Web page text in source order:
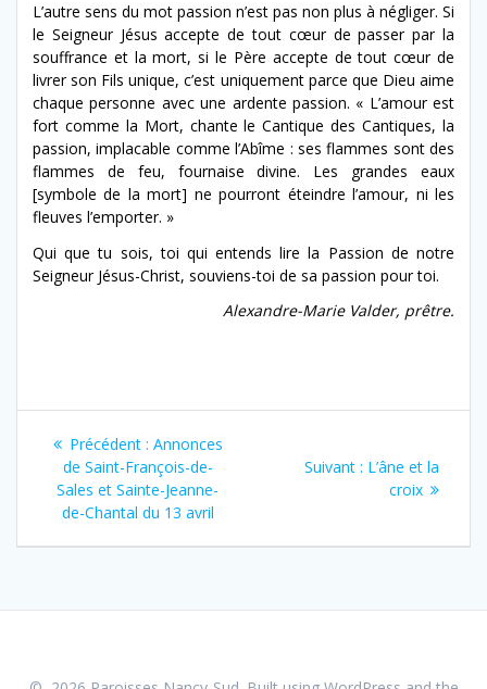
L’autre sens du mot passion n’est pas non plus à négliger. Si
le Seigneur Jésus accepte de tout cœur de passer par la
souffrance et la mort, si le Père accepte de tout cœur de
livrer son Fils unique, c’est uniquement parce que Dieu aime
chaque personne avec une ardente passion. « L’amour est
fort comme la Mort, chante le Cantique des Cantiques, la
passion, implacable comme l’Abîme : ses flammes sont des
flammes de feu, fournaise divine. Les grandes eaux
[symbole de la mort] ne pourront éteindre l’amour, ni les
fleuves l’emporter. »
Qui que tu sois, toi qui entends lire la Passion de notre
Seigneur Jésus-Christ, souviens-toi de sa passion pour toi.
Alexandre-Marie Valder, prêtre.
Navigation
de
l’article
Précédent : Article
précédent
:
Annonces
de Saint-François-de-
Sales et Sainte-Jeanne-
de-Chantal du 13 avril
Suivant : Article
suivant
L’âne et la
croix